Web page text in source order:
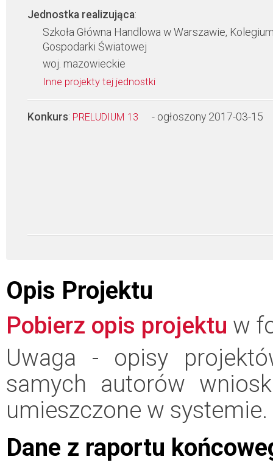
Jednostka realizująca:
Szkoła Główna Handlowa w Warszawie,
Gospodarki Światowej
woj. mazowieckie
Inne projekty tej jednostki
Konkurs: PRELUDIUM 13 - ogłoszony 2017-03-15
Opis Projektu
Pobierz opis projektu w
Uwaga - opisy
samych autorów
umieszczone w systemie.
Dane z raportu